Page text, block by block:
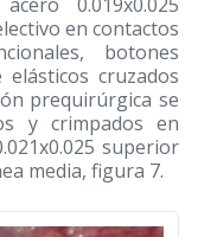
en contactos
botones
cruzados
prequirúrgica se
y crimpados en
superior
media, figura 7.